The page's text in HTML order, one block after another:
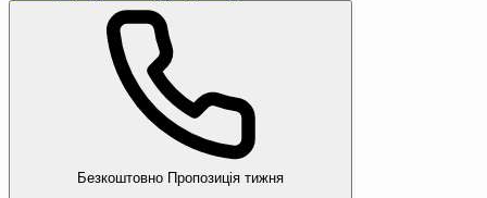
Безкоштовно Пропозиція тижня